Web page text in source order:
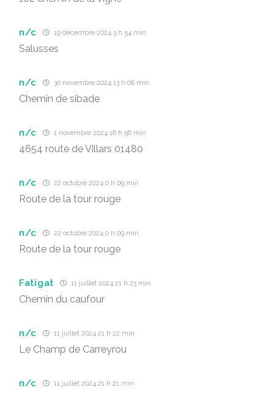
n/c 19 décembre 2024 3 h 54 min
Salusses
n/c 30 novembre 2024 13 h 08 min
Chemin de sibade
n/c 1 novembre 2024 16 h 56 min
4654 route de Villars 01480
n/c 22 octobre 2024 0 h 09 min
Route de la tour rouge
n/c 22 octobre 2024 0 h 09 min
Route de la tour rouge
Fatigat 11 juillet 2024 21 h 23 min
Chemin du caufour
n/c 11 juillet 2024 21 h 22 min
Le Champ de Carreyrou
n/c 11 juillet 2024 21 h 21 min